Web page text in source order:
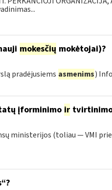
mokesčių mokėtojai)?
pradėjusiems asmenims)
įforminimo ir
ministerijos (toliau ― VMI